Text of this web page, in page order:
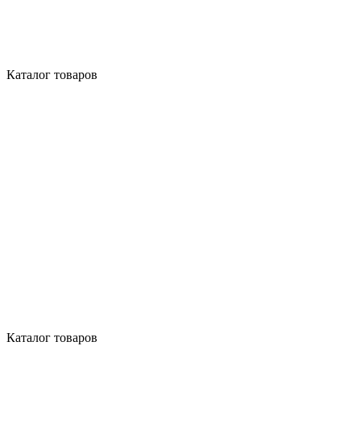
Каталог товаров
Каталог товаров